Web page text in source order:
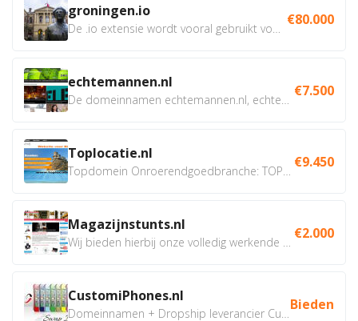
groningen.io €80.000
echtemannen.nl €7.500
Toplocatie.nl €9.450
Magazijnstunts.nl €2.000
CustomiPhones.nl Bieden